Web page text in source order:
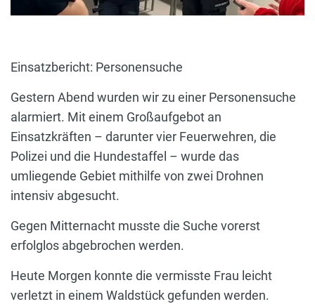
Einsatzbericht: Personensuche
Gestern Abend wurden wir zu einer Personensuche
alarmiert. Mit einem Großaufgebot an
Einsatzkräften – darunter vier Feuerwehren, die
Polizei und die Hundestaffel – wurde das
umliegende Gebiet mithilfe von zwei Drohnen
intensiv abgesucht.
Gegen Mitternacht musste die Suche vorerst
erfolglos abgebrochen werden.
Heute Morgen konnte die vermisste Frau leicht
verletzt in einem Waldstück gefunden werden.